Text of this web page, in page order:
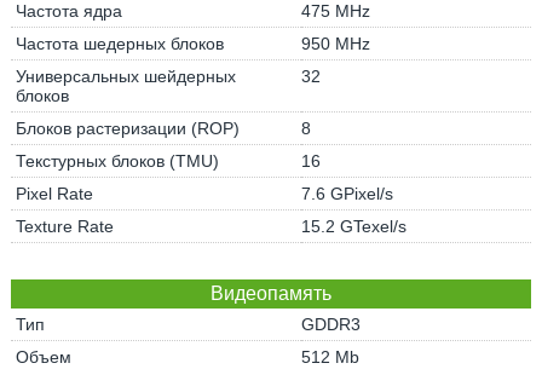
Частота ядра
475 MHz
Частота шедерных блоков
950 MHz
Универсальных шейдерных
блоков
32
Блоков растеризации (ROP)
8
Текстурных блоков (TMU)
16
Pixel Rate
7.6 GPixel/s
Texture Rate
15.2 GTexel/s
Видеопамять
Тип
GDDR3
Объем
512 Mb